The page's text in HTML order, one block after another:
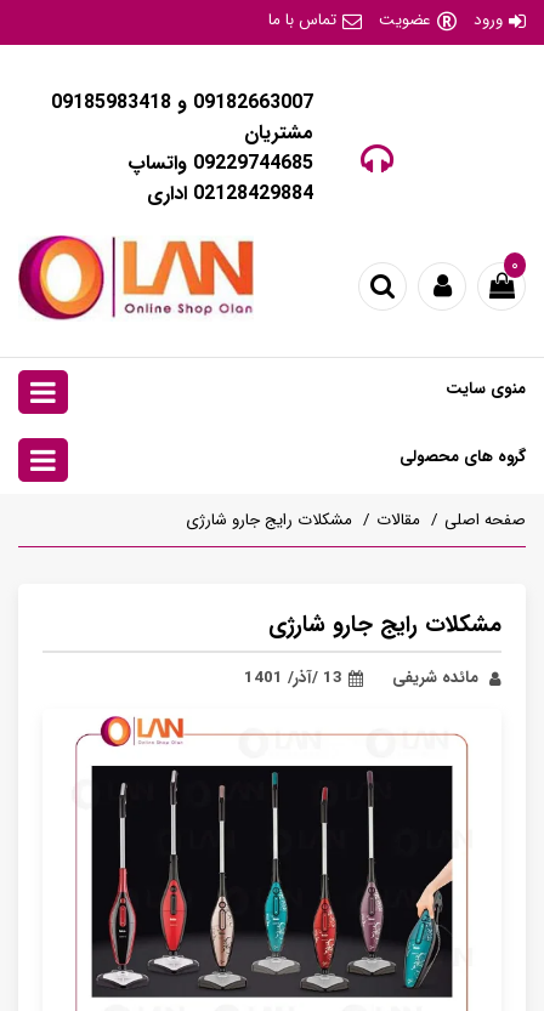
ورود عضویت تماس با ما
09182663007 و 09185983418
مشتریان
09229744685 واتساپ
02128429884 اداری
۰
منوی سایت
گروه های محصولی
صفحه اصلی مقالات مشکلات رایج جارو شارژی
مشکلات رایج جارو شارژی
مائده شریفی 13 /آذر/ 1401